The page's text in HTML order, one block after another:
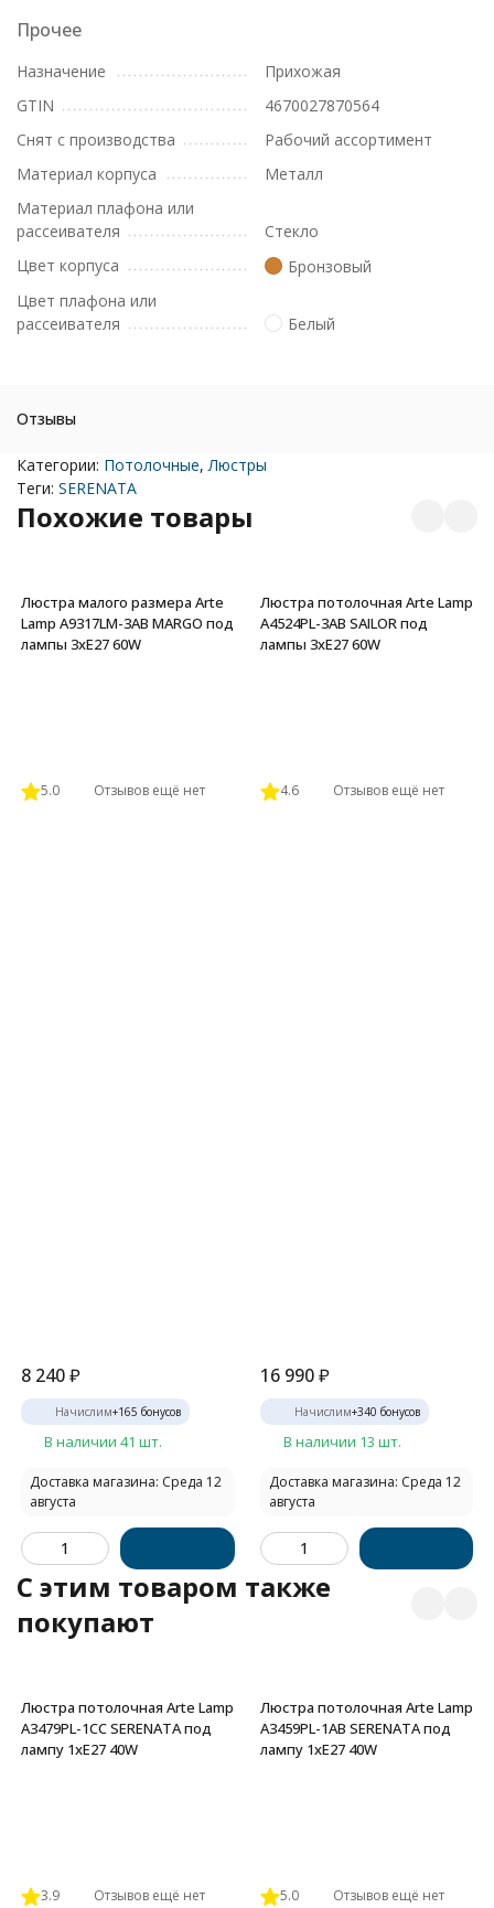
Прочее
Назначение
Прихожая
GTIN
4670027870564
Снят с производства
Рабочий ассортимент
Материал корпуса
Металл
Материал плафона или
рассеивателя
Стекло
Цвет корпуса
Бронзовый
Цвет плафона или
рассеивателя
Белый
Отзывы
Категории: Потолочные, Люстры
Теги: SERENATA
Похожие товары
Люстра малого размера Arte
Lamp A9317LM-3AB MARGO под
лампы 3xE27 60W
5.0 Отзывов ещё нет
8 240₽
Начислим+165 бонусов
В наличии 41 шт.
Доставка магазина: Среда 12
августа
Люстра потолочная Arte Lamp
A4524PL-3AB SAILOR под
лампы 3xE27 60W
4.6 Отзывов ещё нет
16 990 ₽
Начислим+340 бонусов
В наличии 13 шт.
Доставка магазина: Среда 12
августа
C этим товаром также
покупают
Люстра потолочная Arte Lamp
A3479PL-1CC SERENATA под
лампу 1xE27 40W
3.9 Отзывов ещё нет
Люстра потолочная Arte Lamp
A3459PL-1AB SERENATA под
лампу 1xE27 40W
5.0 Отзывов ещё нет